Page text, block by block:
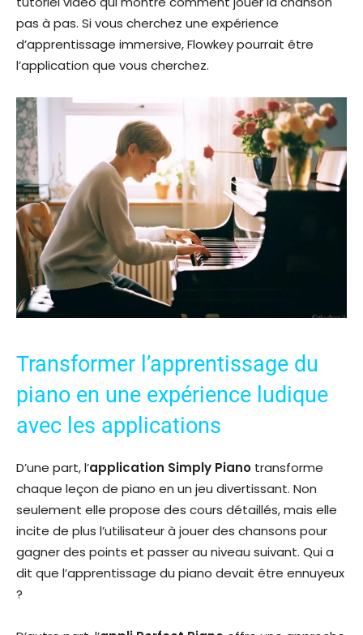
pas à pas. Si vous cherchez une expérience
d’apprentissage immersive, Flowkey pourrait être
l’application que vous cherchez.
Transformer l’apprentissage du
piano en une expérience ludique
avec les applications
D’une part, l’application Simply Piano transforme
chaque leçon de piano en un jeu divertissant. Non
seulement elle propose des cours détaillés, mais elle
incite de plus l’utilisateur à jouer des chansons pour
gagner des points et passer au niveau suivant. Qui a
dit que l’apprentissage du piano devait être ennuyeux
?